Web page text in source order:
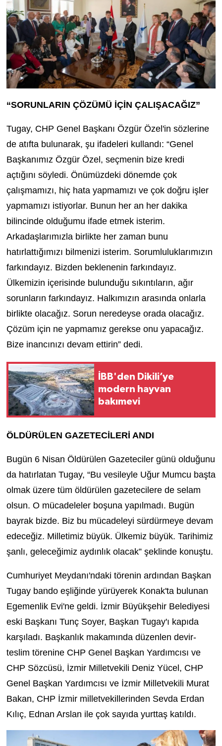
“SORUNLARIN ÇÖZÜMÜ İÇİN ÇALIŞACAĞIZ”
Tugay, CHP Genel Başkanı Özgür Özel'in sözlerine
de atıfta bulunarak, şu ifadeleri kullandı: “Genel
Başkanımız Özgür Özel, seçmenin bize kredi
açtığını söyledi. Önümüzdeki dönemde çok
çalışmamızı, hiç hata yapmamızı ve çok doğru işler
yapmamızı istiyorlar. Bunun her an her dakika
bilincinde olduğumu ifade etmek isterim.
Arkadaşlarımızla birlikte her zaman bunu
hatırlattığımızı bilmenizi isterim. Sorumluluklarımızın
farkındayız. Bizden beklenenin farkındayız.
Ülkemizin içerisinde bulunduğu sıkıntıların, ağır
sorunların farkındayız. Halkımızın arasında onlarla
birlikte olacağız. Sorun neredeyse orada olacağız.
Çözüm için ne yapmamız gerekse onu yapacağız.
Bize inancınızı devam ettirin” dedi.
İBB'den Dikili’ye
modern hayvan
bakımevi
ÖLDÜRÜLEN GAZETECİLERİ ANDI
Bugün 6 Nisan Öldürülen Gazeteciler günü olduğunu
da hatırlatan Tugay, “Bu vesileyle Uğur Mumcu başta
olmak üzere tüm öldürülen gazetecilere de selam
olsun. O mücadeleler boşuna yapılmadı. Bugün
bayrak bizde. Biz bu mücadeleyi sürdürmeye devam
edeceğiz. Milletimiz büyük. Ülkemiz büyük. Tarihimiz
şanlı, geleceğimiz aydınlık olacak” şeklinde konuştu.
Cumhuriyet Meydanı'ndaki törenin ardından Başkan
Tugay bando eşliğinde yürüyerek Konak'ta bulunan
Egemenlik Evi'ne geldi. İzmir Büyükşehir Belediyesi
eski Başkanı Tunç Soyer, Başkan Tugay'ı kapıda
karşıladı. Başkanlık makamında düzenlen devir-
teslim törenine CHP Genel Başkan Yardımcısı ve
CHP Sözcüsü, İzmir Milletvekili Deniz Yücel, CHP
Genel Başkan Yardımcısı ve İzmir Milletvekili Murat
Bakan, CHP İzmir milletvekillerinden Sevda Erdan
Kılıç, Ednan Arslan ile çok sayıda yurttaş katıldı.